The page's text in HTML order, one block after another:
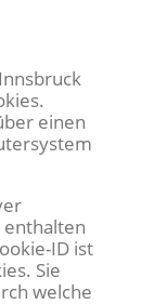
einen
enthalten
ID ist
Sie
welche